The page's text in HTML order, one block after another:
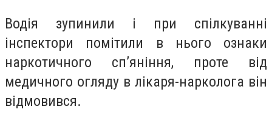
Водія зупинили і при спілкуванні
інспектори помітили в нього ознаки
наркотичного сп’яніння, проте від
медичного огляду в лікаря-нарколога він
відмовився.